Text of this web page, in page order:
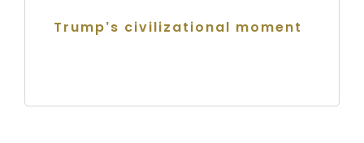
Trump’s civilizational moment